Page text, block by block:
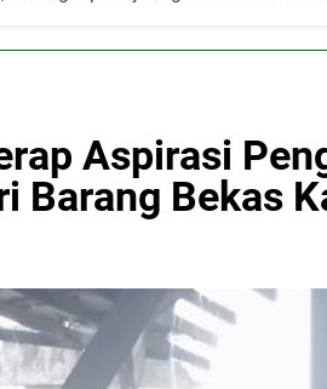
Aspirasi
Barang Bekas